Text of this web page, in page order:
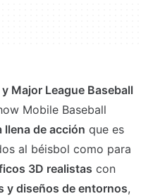
Major League Baseball
Mobile Baseball
de acción que es
al béisbol como para
3D realistas con
y diseños de entornos,